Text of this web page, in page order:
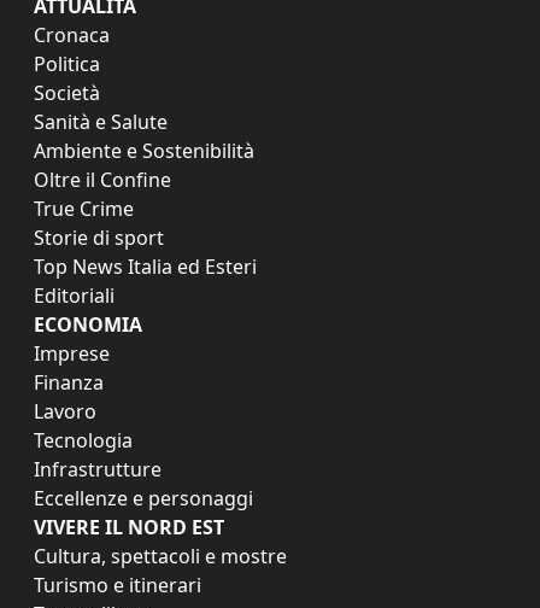
ATTUALITÀ
Cronaca
Politica
Società
Sanità e Salute
Ambiente e Sostenibilità
Oltre il Confine
True Crime
Storie di sport
Top News Italia ed Esteri
Editoriali
ECONOMIA
Imprese
Finanza
Lavoro
Tecnologia
Infrastrutture
Eccellenze e personaggi
VIVERE IL NORD EST
Cultura, spettacoli e mostre
Turismo e itinerari